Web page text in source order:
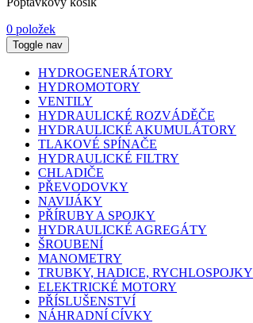
0 položek
Toggle nav
HYDROGENERÁTORY
HYDROMOTORY
VENTILY
HYDRAULICKÉ ROZVÁDĚČE
HYDRAULICKÉ AKUMULÁTORY
TLAKOVÉ SPÍNAČE
HYDRAULICKÉ FILTRY
CHLADIČE
PŘEVODOVKY
NAVIJÁKY
PŘÍRUBY A SPOJKY
HYDRAULICKÉ AGREGÁTY
ŠROUBENÍ
MANOMETRY
TRUBKY, HADICE, RYCHLOSPOJKY
ELEKTRICKÉ MOTORY
PŘÍSLUŠENSTVÍ
NÁHRADNÍ CÍVKY